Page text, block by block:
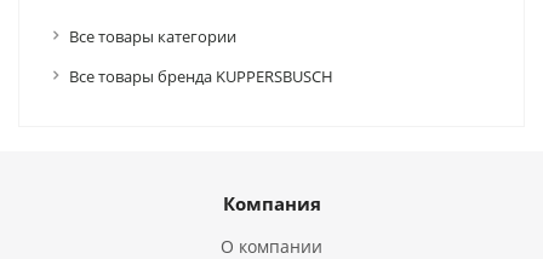
Все товары категории
Все товары бренда KUPPERSBUSCH
Компания
О компании